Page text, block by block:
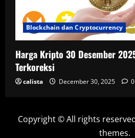
Blockchain dan Cryptocurrency
Harga Kripto 30 Desember
Terkoreksi
calista December 30, 2025 0
Copyright © All rights
themes.